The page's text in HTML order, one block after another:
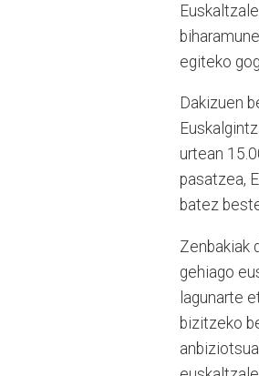
egiteko
Dakizuen
urtean
pasatzea,
batez
Zenbakiak
gehiago
lagunarte
bizitzeko